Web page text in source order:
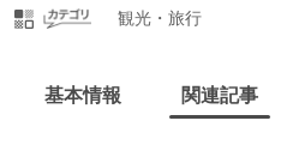
観光・旅行
基本情報 関連記事